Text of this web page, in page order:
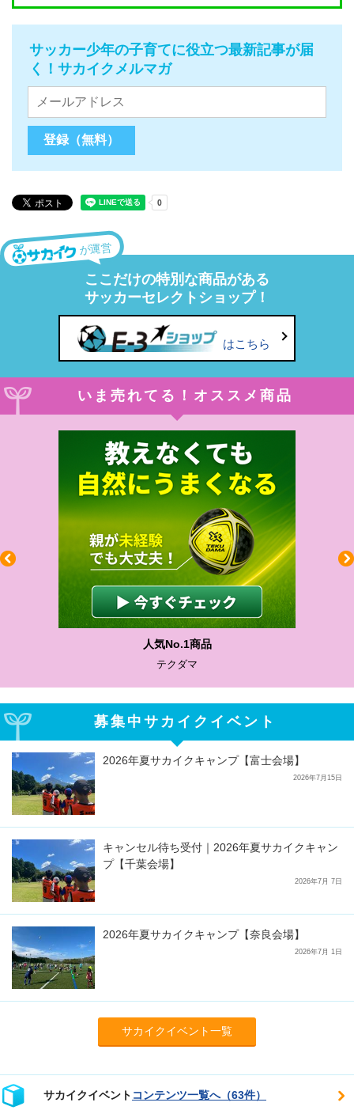
サッカー少年の子育てに役立つ最新記事が届
く！サカイクメルマガ
が運営
ここだけの特別な商品がある
サッカーセレクトショップ！
はこちら
いま売れてる！オススメ商品
人気No.1商品
募集中サカイクイベント
2026年夏サカイクキャンプ【富士会場】
2026年7月15日
キャンセル待ち受付｜2026年夏サカイクキャン
プ【千葉会場】
2026年7月 7日
2026年夏サカイクキャンプ【奈良会場】
2026年7月 1日
サカイクイベント一覧
サカイクイベント コンテンツ一覧へ（63件）